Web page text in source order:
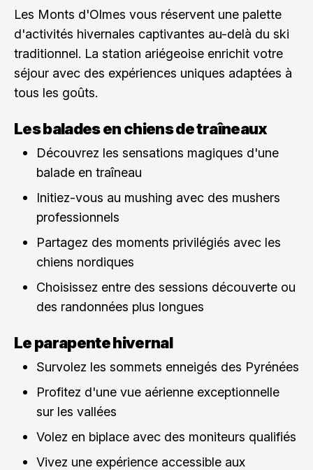
Les Monts d'Olmes vous réservent une palette
d'activités hivernales captivantes au-delà du ski
traditionnel. La station ariégeoise enrichit votre
séjour avec des expériences uniques adaptées à
tous les goûts.
Les balades en chiens de traîneaux
Découvrez les sensations magiques d'une
balade en traîneau
Initiez-vous au mushing avec des mushers
professionnels
Partagez des moments privilégiés avec les
chiens nordiques
Choisissez entre des sessions découverte ou
des randonnées plus longues
Le parapente hivernal
Survolez les sommets enneigés des Pyrénées
Profitez d'une vue aérienne exceptionnelle
sur les vallées
Volez en biplace avec des moniteurs qualifiés
Vivez une expérience accessible aux